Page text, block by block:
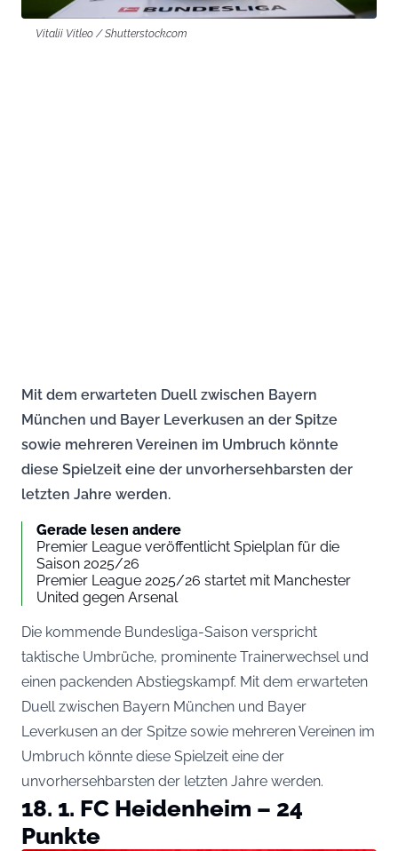
Vitalii Vitleo / Shutterstock.com
Mit dem erwarteten Duell zwischen Bayern
München und Bayer Leverkusen an der Spitze
sowie mehreren Vereinen im Umbruch könnte
diese Spielzeit eine der unvorhersehbarsten der
letzten Jahre werden.
Gerade lesen andere
Premier League veröffentlicht Spielplan für die
Saison 2025/26
Premier League 2025/26 startet mit Manchester
United gegen Arsenal
Die kommende Bundesliga-Saison verspricht
taktische Umbrüche, prominente Trainerwechsel und
einen packenden Abstiegskampf. Mit dem erwarteten
Duell zwischen Bayern München und Bayer
Leverkusen an der Spitze sowie mehreren Vereinen im
Umbruch könnte diese Spielzeit eine der
unvorhersehbarsten der letzten Jahre werden.
18. 1. FC Heidenheim – 24
Punkte